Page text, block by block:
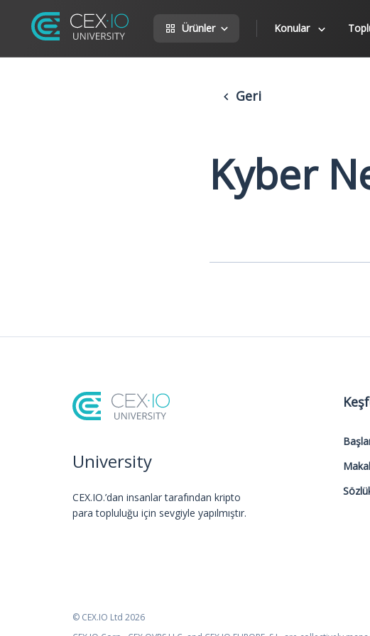
Ürünler Konular
Geri
Kyber
University
CEX.IO.’dan insanlar tarafından kripto
para topluluğu için sevgiyle yapılmıştır.
© CEX.IO Ltd 2026